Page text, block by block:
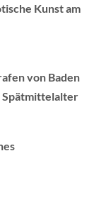
Kunst am
von Baden
Spätmittelalter